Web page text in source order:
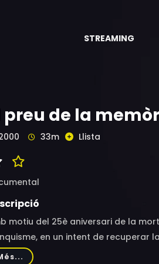
STREAMING
preu de la
33m Llista
motiu del 25è aniversari de la
en un intent de recuperar
"desafectes" al règim